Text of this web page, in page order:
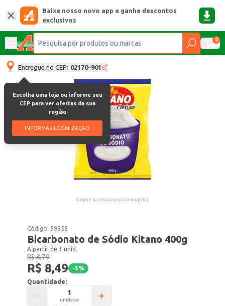
Baixe nosso novo app e ganhe descontos
exclusivos
0
Entregue no CEP: 02170-901
Escolha uma loja ou informe seu
CEP para ver ofertas da sua
região
INFORMAR LOCALIZAÇÃO
Clique na imagem para ampliar.
Código: 59855
Bicarbonato de Sódio Kitano 400g
A partir de 3 unid.
R$ 8,79
R$ 8,49 -3%
Quantidade:
unidade